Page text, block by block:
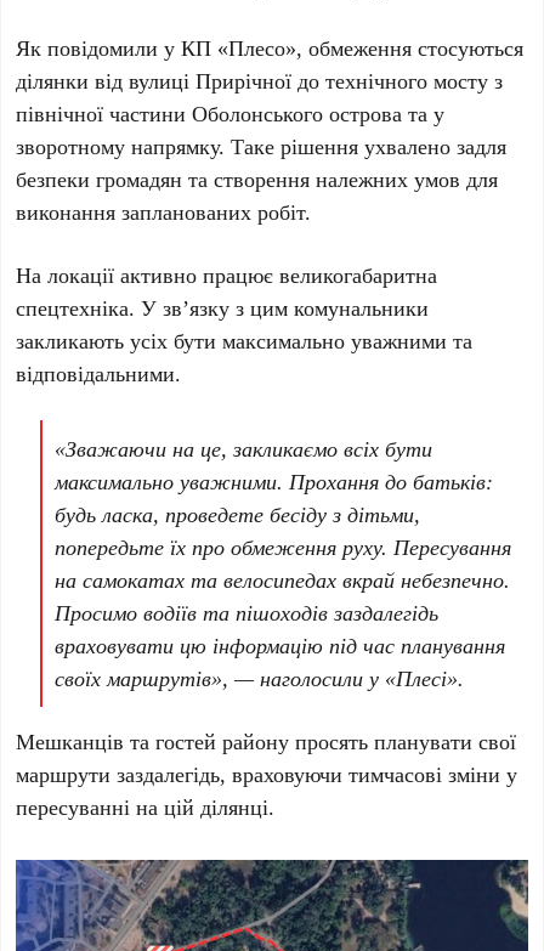
Як повідомили уКП «Плесо», обмеження стосуються
ділянки від вулиціПрирічної до технічного мосту з
північної частиниОболонського острова та у
зворотному напрямку. Таке рішення ухвалено задля
безпеки громадян та створення належних умов для
виконання запланованих робіт.
На локації активно працюєвеликогабаритна
спецтехніка. У зв’язку з цим комунальники
закликають усіх бути максимально уважними та
відповідальними.
«Зважаючи на це, закликаємо всіх бути
максимально уважними. Прохання до батьків:
будь ласка, проведете бесіду з дітьми,
попередьте їх про обмеження руху. Пересування
на самокатах та велосипедах вкрай небезпечно.
Просимо водіїв та пішоходів заздалегідь
враховувати цю інформацію під час планування
своїх маршрутів», — наголосили у «Плесі».
Мешканців та гостей району просять планувати свої
маршрути заздалегідь, враховуючи тимчасові зміни у
пересуванні на цій ділянці.